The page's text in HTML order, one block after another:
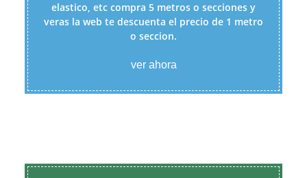
elastico, etc compra 5 metros o secciones y
veras la web te descuenta el precio de 1 metro
o seccion.
ver ahora